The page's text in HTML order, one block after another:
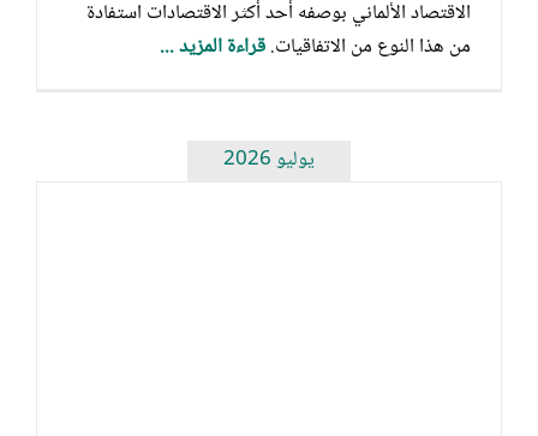
الاقتصاد الألماني بوصفه أحد أكثر الاقتصادات استفادة
من هذا النوع من الاتفاقيات.قراءة المزيد ...
يوليو 2026